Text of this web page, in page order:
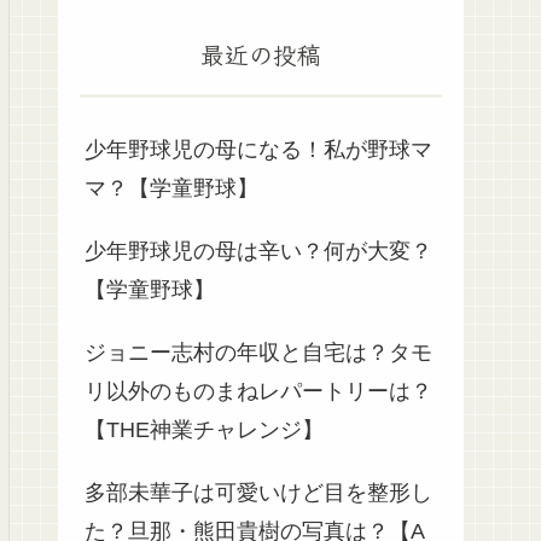
最近の投稿
少年野球児の母になる！私が野球マ
マ？【学童野球】
少年野球児の母は辛い？何が大変？
【学童野球】
ジョニー志村の年収と自宅は？タモ
リ以外のものまねレパートリーは？
【THE神業チャレンジ】
多部未華子は可愛いけど目を整形し
た？旦那・熊田貴樹の写真は？【A